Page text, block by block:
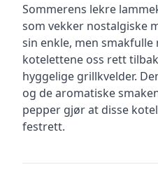
Sommerens lekre
som vekker nostalgiske
sin enkle, men
kotelettene oss rett
hyggelige grillkvelder.
og de aromatiske
pepper gjør at disse
festrett.